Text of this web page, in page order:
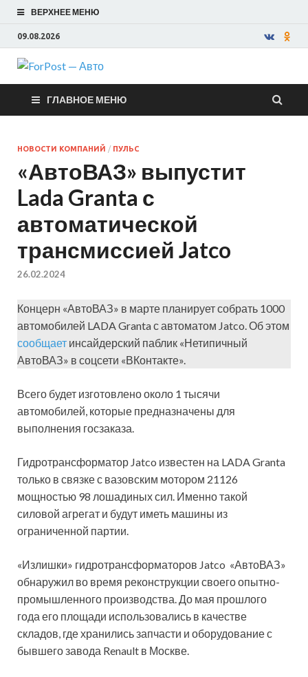
ВЕРХНЕЕ МЕНЮ
09.08.2026
ForPost —
Авто
ГЛАВНОЕ МЕНЮ
НОВОСТИ КОМПАНИЙ / ПУЛЬС
«АвтоВАЗ» выпустит
Lada Granta с
автоматической
трансмиссией Jatco
26.02.2024
Концерн «АвтоВАЗ» в марте планирует собрать 1000
автомобилей LADA Granta с автоматом Jatco. Об этом
сообщает инсайдерский паблик «Нетипичный
АвтоВАЗ» в соцсети «ВКонтакте».
Всего будет изготовлено около 1 тысячи
автомобилей, которые предназначены для
выполнения госзаказа.
Гидротрансформатор Jatco известен на LADA Granta
только в связке с вазовским мотором 21126
мощностью 98 лошадиных сил. Именно такой
силовой агрегат и будут иметь машины из
ограниченной партии.
«Излишки» гидротрансформаторов Jatco «АвтоВАЗ»
обнаружил во время реконструкции своего опытно-
промышленного производства. До мая прошлого
года его площади использовались в качестве
складов, где хранились запчасти и оборудование с
бывшего завода Renault в Москве.